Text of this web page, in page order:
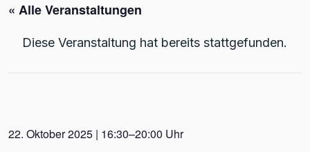
« Alle Veranstaltungen
Diese Veranstaltung hat bereits stattgefunden.
22. Oktober 2025 | 16:30–20:00 Uhr